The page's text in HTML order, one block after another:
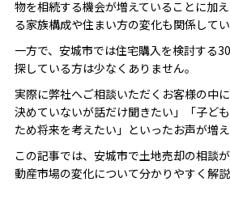
物を相続する機会が増えていることに加
る家族構成や住まい方の変化も関係してい
一方で、安城市では住宅購入を検討する
探している方は少なくありません。
実際に弊社へご相談いただくお客様の中
決めていないが話だけ聞きたい」「子ど
ため将来を考えたい」といったお声が増え
この記事では、安城市で土地売却の相談
動産市場の変化について分かりやすく解説